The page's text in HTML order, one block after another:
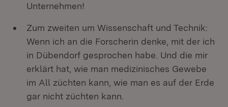
Unternehmen!
Zum zweiten um Wissenschaft und Technik:
Wenn ich an die Forscherin denke, mit der ich
in Dübendorf gesprochen habe. Und die mir
erklärt hat, wie man medizinisches Gewebe
im All züchten kann, wie man es auf der Erde
gar nicht züchten kann.